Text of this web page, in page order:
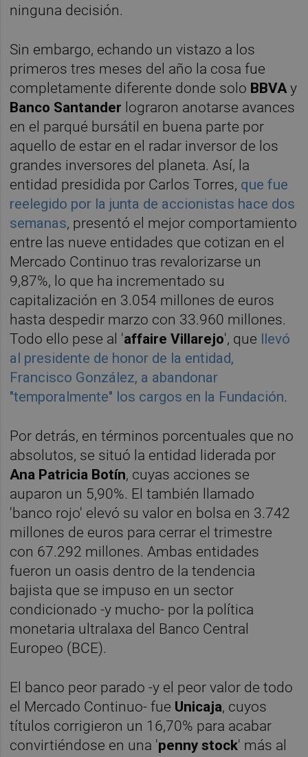
ninguna decisión.
Sin embargo, echando un vistazo a los
primeros tres meses del año la cosa fue
completamente diferente donde solo BBVAy
Banco Santander lograron anotarse avances
en el parqué bursátil en buena parte por
aquello de estar en el radar inversor de los
grandes inversores del planeta. Así, la
entidad presidida por Carlos Torres, que fue
reelegido por la junta de accionistas hace dos
semanas, presentó el mejor comportamiento
entre las nueve entidades que cotizan en el
Mercado Continuo tras revalorizarse un
9,87%, lo que ha incrementado su
capitalización en 3.054 millones de euros
hasta despedir marzo con 33.960 millones.
Todo ello pese al 'affaire Villarejo', que llevó
al presidente de honor de la entidad,
Francisco González, a abandonar
"temporalmente" los cargos en la Fundación.
Por detrás, en términos porcentuales que no
absolutos, se situó la entidad liderada por
Ana Patricia Botín, cuyas acciones se
auparon un 5,90%. El también llamado
'banco rojo' elevó su valor en bolsa en 3.742
millones de euros para cerrar el trimestre
con 67.292 millones. Ambas entidades
fueron un oasis dentro de la tendencia
bajista que se impuso en un sector
condicionado -y mucho- por la política
monetaria ultralaxa del Banco Central
Europeo (BCE).
El banco peor parado -y el peor valor de todo
el Mercado Continuo- fue Unicaja, cuyos
títulos corrigieron un 16,70% para acabar
convirtiéndose en una 'penny stock' más al